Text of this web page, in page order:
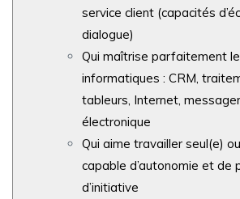
service client (capacités
dialogue)
Qui maîtrise parfaitement
informatiques : CRM,
tableurs, Internet,
électronique
Qui aime travailler seul(e)
capable d’autonomie et de
d’initiative